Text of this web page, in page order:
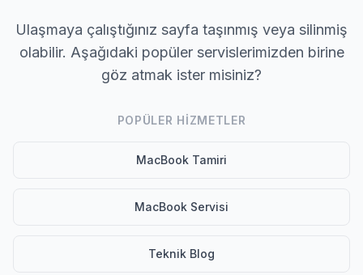
Ulaşmaya çalıştığınız sayfa taşınmış veya silinmiş
olabilir. Aşağıdaki popüler servislerimizden birine
göz atmak ister misiniz?
POPÜLER HIZMETLER
MacBook Tamiri
MacBook Servisi
Teknik Blog